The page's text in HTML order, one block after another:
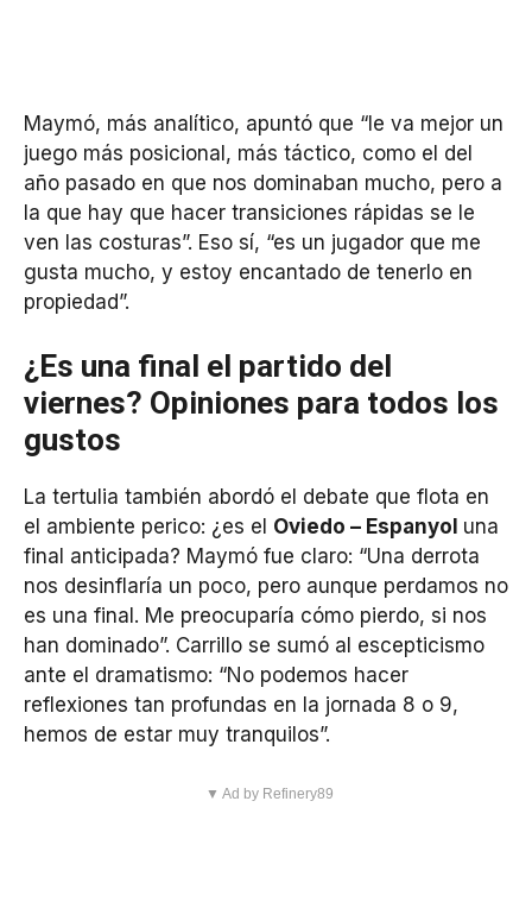
Maymó, más analítico, apuntó que “le va mejor un
juego más posicional, más táctico, como el del
año pasado en que nos dominaban mucho, pero a
la que hay que hacer transiciones rápidas se le
ven las costuras”. Eso sí, “es un jugador que me
gusta mucho, y estoy encantado de tenerlo en
propiedad”.
¿Es una final el partido del
viernes? Opiniones para todos los
gustos
La tertulia también abordó el debate que flota en
el ambiente perico: ¿es el Oviedo – Espanyol una
final anticipada? Maymó fue claro: “Una derrota
nos desinflaría un poco, pero aunque perdamos no
es una final. Me preocuparía cómo pierdo, si nos
han dominado”. Carrillo se sumó al escepticismo
ante el dramatismo: “No podemos hacer
reflexiones tan profundas en la jornada 8 o 9,
hemos de estar muy tranquilos”.
▼ Ad by Refinery89